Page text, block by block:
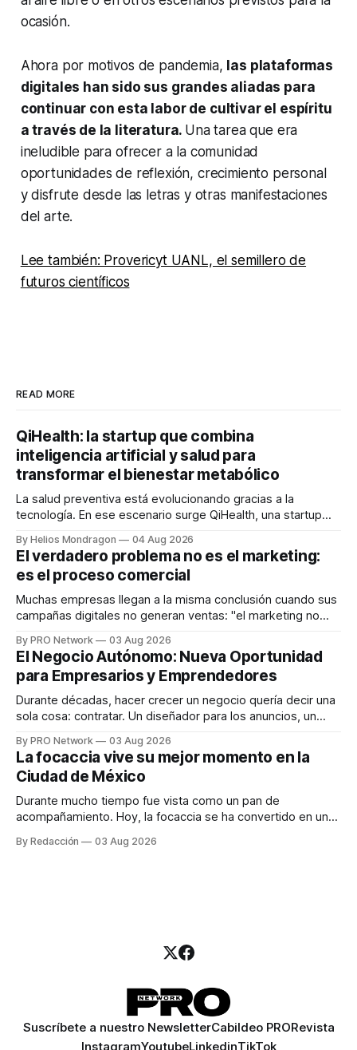
ocasión.
Ahora por motivos de pandemia, las plataformas
digitales han sido sus grandes aliadas para
continuar con esta labor de cultivar el espíritu
a través de la literatura. Una tarea que era
ineludible para ofrecer a la comunidad
oportunidades de reflexión, crecimiento personal
y disfrute desde las letras y otras manifestaciones
del arte.
Lee también: Provericyt UANL, el semillero de
futuros científicos
READ MORE
QiHealth: la startup que combina
inteligencia artificial y salud para
transformar el bienestar metabólico
La salud preventiva está evolucionando gracias a la
tecnología. En ese escenario surge QiHealth, una startup
dispositivos inteligentes, inteligencia artificial y monitoreo
en tiempo real para ayudar a las personas a tomar mejores
decisiones sobre su salud metabólica. Su propuesta busca
responder
By Helios Mondragon 04 Aug 2026
El verdadero problema no es el marketing:
es el proceso comercial
Muchas empresas llegan a la misma conclusión cuando sus
campañas digitales no generan ventas: "el marketing no
INTERIUS, el problema suele estar en otro lugar. Durante
una entrevista para el podcast SER PRO, el especialista en
marketing digital explicó que
By PRO Network 03 Aug 2026
El Negocio Autónomo: Nueva Oportunidad
para Empresarios y Emprendedores
Durante décadas, hacer crecer un negocio quería decir una
sola cosa: contratar. Un diseñador para los anuncios, un
para los textos, alguien que supiera de publicidad digital
para encontrar prospectos, un vendedor para atender
llamadas y mensajes, y —con suerte— una persona
By PRO Network 03 Aug 2026
La focaccia vive su mejor momento en la
Ciudad de México
Durante mucho tiempo fue vista como un pan de
acompañamiento. Hoy, la focaccia se ha convertido en uno
artesanal, ingredientes de calidad y experiencias que
By Redacción 03 Aug 2026
Suscríbete a nuestro NewsletterCabildeo PRORevista
InstagramYoutubeLinkedinTikTok